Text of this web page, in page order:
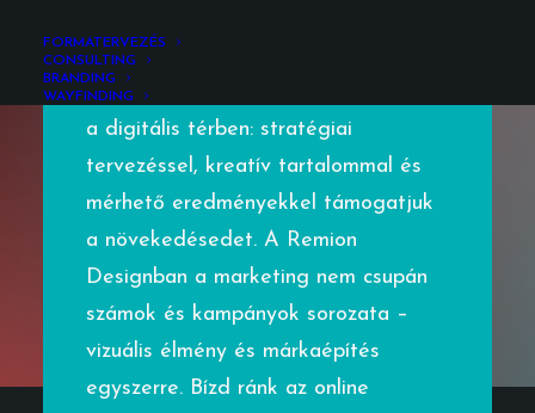
FORMATERVEZÉS
CONSULTING
BRANDING
WAYFINDINGAz online marketing a márkád hangja
a digitális térben: stratégiai
tervezéssel, kreatív tartalommal és
mérhető eredményekkel támogatjuk
a növekedésedet. A Remion
Designban a marketing nem csupán
számok és kampányok sorozata –
vizuális élmény és márkaépítés
egyszerre. Bízd ránk az online